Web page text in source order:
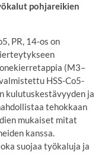
pohjareikien
PR, 14-os on
(M3–
HSS-Co5-
kulutuskestävyyden ja
tehokkaan
mukaiset mitat
kanssa.
suojaa työkaluja ja